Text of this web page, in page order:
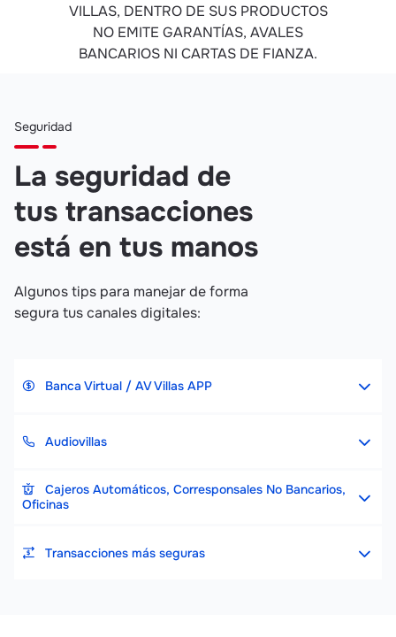
VILLAS, DENTRO DE SUS PRODUCTOS
NO EMITE GARANTÍAS, AVALES
BANCARIOS NI CARTAS DE FIANZA.
Seguridad
La seguridad de
tus transacciones
está en tus manos
Algunos tips para manejar de forma
segura tus canales digitales:
Banca Virtual / AV Villas APP
Audiovillas
Cajeros Automáticos, Corresponsales No Bancarios,
Oficinas
Transacciones más seguras